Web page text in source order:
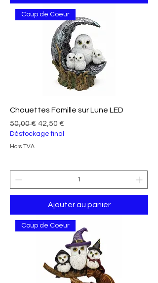
Coup de Coeur
Chouettes Famille sur Lune LED
Prix original
50,00 € Prix promotionnel
42,50 €
Déstockage final
Hors TVA
Ajouter au panier
Coup de Coeur